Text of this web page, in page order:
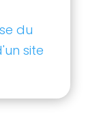
du
site